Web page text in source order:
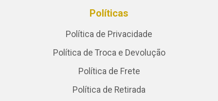
Políticas
Política de Privacidade
Política de Troca e Devolução
Política de Frete
Política de Retirada